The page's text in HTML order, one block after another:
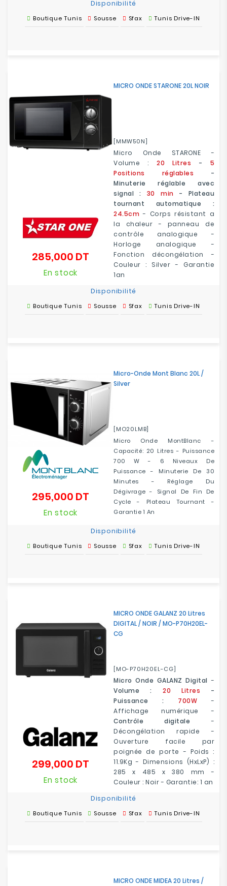
Disponibilité
Boutique Tunis Sousse Sfax Tunis Drive-IN
MICRO ONDE STARONE 20L NOIR
[MMW50N]
Micro Onde STARONE -
Volume :20 Litres - 5
Positions réglables -
Minuterie réglable avec
signal : 30 min - Plateau
tournant automatique :
24.5cm - Corps résistant a
la chaleur - panneau de
contrôle analogique -
Horloge analogique -
Fonction décongélation -
Couleur : Silver - Garantie
1an
285,000 DT
En stock
Disponibilité
Boutique Tunis Sousse Sfax Tunis Drive-IN
Micro-Onde Mont Blanc 20L /
Silver
[MO20LMB]
Micro Onde MontBlanc -
Capacité: 20 Litres - Puissance
700 W - 6 Niveaux De
Puissance - Minuterie De 30
Minutes - Réglage Du
Dégivrage - Signal De Fin De
Cycle - Plateau Tournant -
Garantie 1 An
295,000 DT
En stock
Disponibilité
Boutique Tunis Sousse Sfax Tunis Drive-IN
MICRO ONDE GALANZ 20 Litres
DIGITAL / NOIR / MO-P70H20EL-
CG
[MO-P70H20EL-CG]
Micro Onde GALANZ Digital -
Volume :
20 Litres -
Puissance : 700W
-
Affichage numérique -
Contrôle digitale -
Décongélation rapide -
Ouverture facile par
poignée de porte - Poids :
11.9Kg - Dimensions (HxLxP) :
285 x 485 x 380 mm -
Couleur : Noir - Garantie: 1 an
299,000 DT
En stock
Disponibilité
Boutique Tunis Sousse Sfax Tunis Drive-IN
MICRO ONDE MIDEA 20 Litres /